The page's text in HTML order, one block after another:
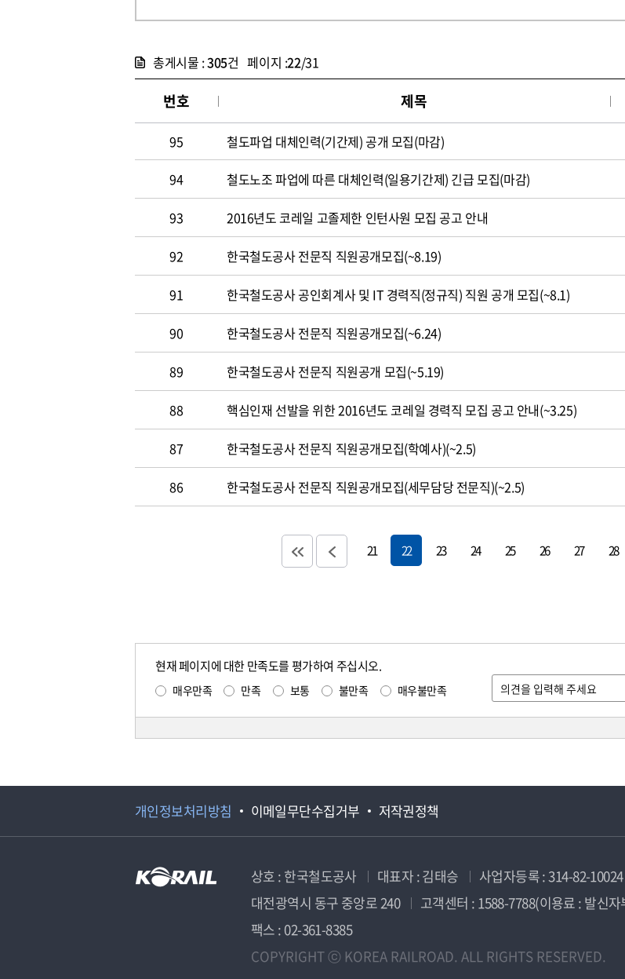
총게시물 :305건 페이지 :22/31
번호 제목
95 철도파업 대체인력(기간제) 공개 모집(마감)
94
철도노조 파업에 따른 대체인력(일용기간제) 긴급 모집(마감)
93 2016년도 코레일 고졸제한 인턴사원 모집 공고 안내
92 한국철도공사 전문직 직원공개모집(~8.19)
91 한국철도공사 공인회계사 및 IT 경력직(정규직) 직원 공개 모집(~8.1)
90 한국철도공사 전문직 직원공개모집(~6.24)
89 한국철도공사 전문직 직원공개 모집(~5.19)
88 핵심인재 선발을 위한 2016년도 코레일 경력직 모집 공고 안내(~3.25)
87 한국철도공사 전문직 직원공개모집(학예사)(~2.5)
86 한국철도공사 전문직 직원공개모집(세무담당 전문직)(~2.5)
21 22 23 24 25 26 27 28
현재 페이지에 대한 만족도를 평가하여 주십시오.
매우만족 만족 보통 불만족 매우불만족
개인정보처리방침 이메일무단수집거부 저작권정책
상호 : 한국철도공사 대표자 : 김태승 사업자등록 : 314-82-10024
대전광역시 동구 중앙로 240
고객센터 : 1588-7788(이용료 : 발신자
팩스 : 02-361-8385
COPYRIGHT ⓒ KOREA RAILROAD. ALL RIGHTS RESERVED.